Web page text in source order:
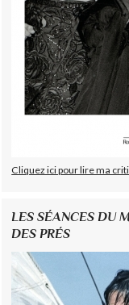
Cliquez ici pour lire ma
LES SÉANCES DU
DES PRÉS